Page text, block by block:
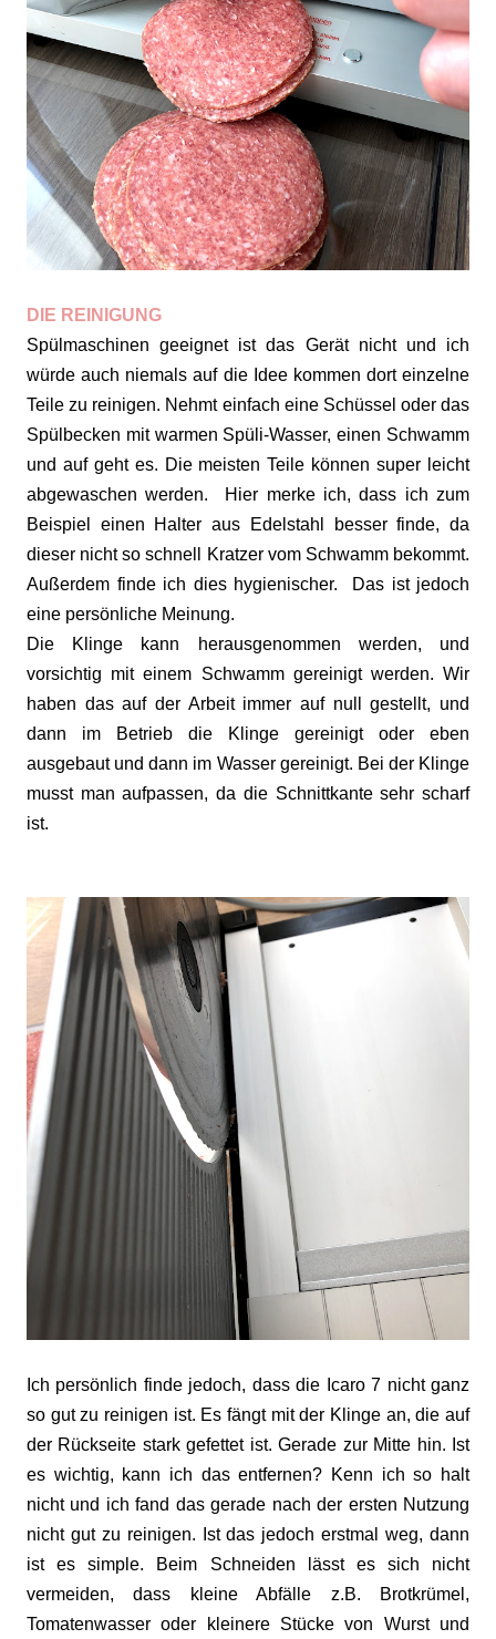
DIE REINIGUNG
Spülmaschinen geeignet ist das Gerät nicht und ich
würde auch niemals auf die Idee kommen dort einzelne
Teile zu reinigen. Nehmt einfach eine Schüssel oder das
Spülbecken mit warmen Spüli-Wasser, einen Schwamm
und auf geht es. Die meisten Teile können super leicht
abgewaschen werden. Hier merke ich, dass ich zum
Beispiel einen Halter aus Edelstahl besser finde, da
dieser nicht so schnell Kratzer vom Schwamm bekommt.
Außerdem finde ich dies hygienischer. Das ist jedoch
eine persönliche Meinung.
Die Klinge kann herausgenommen werden, und
vorsichtig mit einem Schwamm gereinigt werden. Wir
haben das auf der Arbeit immer auf null gestellt, und
dann im Betrieb die Klinge gereinigt oder eben
ausgebaut und dann im Wasser gereinigt. Bei der Klinge
musst man aufpassen, da die Schnittkante sehr scharf
ist.
Ich persönlich finde jedoch, dass die Icaro 7 nicht ganz
so gut zu reinigen ist. Es fängt mit der Klinge an, die auf
der Rückseite stark gefettet ist. Gerade zur Mitte hin. Ist
es wichtig, kann ich das entfernen? Kenn ich so halt
nicht und ich fand das gerade nach der ersten Nutzung
nicht gut zu reinigen. Ist das jedoch erstmal weg, dann
ist es simple. Beim Schneiden lässt es sich nicht
vermeiden, dass kleine Abfälle z.B. Brotkrümel,
Tomatenwasser oder kleinere Stücke von Wurst und